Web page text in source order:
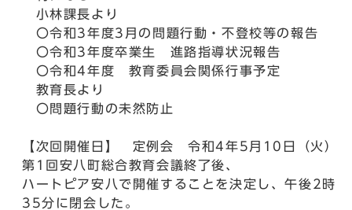
小林課長より
〇令和3年度3月の問題行動・不登校等の報告
〇令和3年度卒業生 進路指導状況報告
〇令和4年度 教育委員会関係行事予定
教育長より
〇問題行動の未然防止
【次回開催日】 定例会 令和4年5月10日（火）
第1回安八町総合教育会議終了後、
ハートピア安八で開催することを決定し、午後2時
35分に閉会した。